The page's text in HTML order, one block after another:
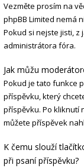
Vezměte prosím na
phpBB Limited nemá
Pokud si nejste jisti,
administrátora fóra.
Jak můžu
Pokud je tato funkce
příspěvku, který
příspěvku. Po kliknutí
můžete příspěvek
K čemu slouží
při psaní příspěvku?